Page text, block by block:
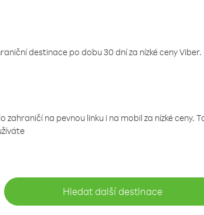
destinace po dobu 30 dní za nízké ceny Viber.
na pevnou linku i na mobil za nízké ceny.
Hledat další destinace